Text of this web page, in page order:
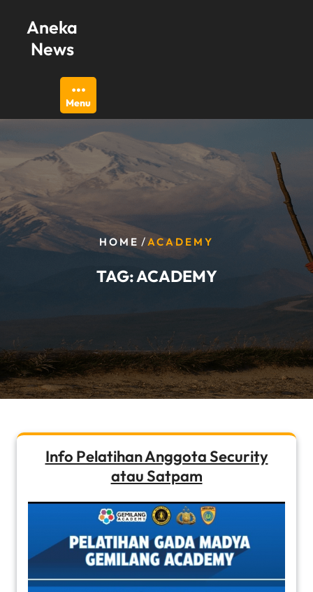
content
Aneka
News
Menu
HOME / ACADEMY
TAG:ACADEMY
Info Pelatihan Anggota Security
atau Satpam